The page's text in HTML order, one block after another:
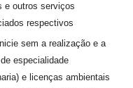
e outros serviços
respectivos
sem a realização e a
especialidade
e licenças ambientais